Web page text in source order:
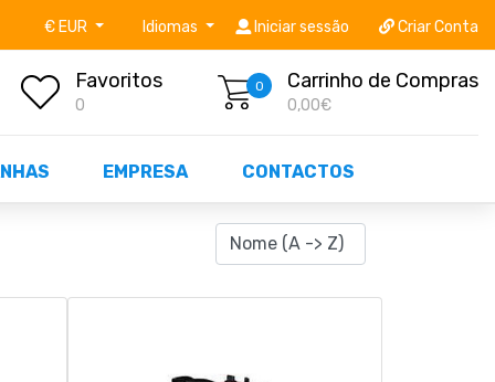
STOCK OFF! Não perca já as centenas de
€ EUR Idiomas Iniciar sessão Criar Conta
Favoritos
0
0 Carrinho de Compras
0,00€
EMPRESA CONTACTOS